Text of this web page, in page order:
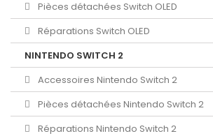
Pièces détachées Switch OLED
Réparations Switch OLED
NINTENDO SWITCH 2
Accessoires Nintendo Switch 2
Pièces détachées Nintendo Switch 2
Réparations Nintendo Switch 2